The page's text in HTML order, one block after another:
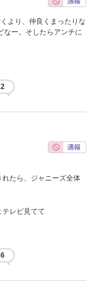
より、仲良くまったりな
なー。そしたらアンチに
たら、ジャニーズ全体
テレビ見てて